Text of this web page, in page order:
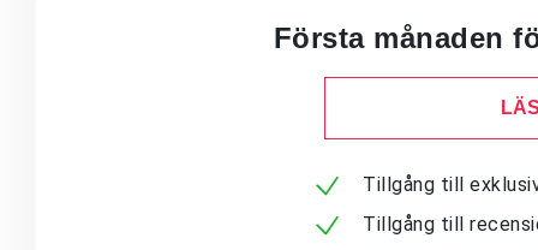
Första månaden
Tillgång till
Tillgång till